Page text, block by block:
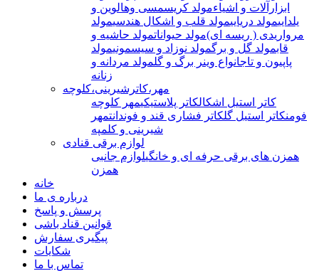
ابزارآلات و اشیاءمولد کریسمسی وهالوین و
یلداییمولد دریاییمولد قلب و اشکال هندسیمولد
مرواریدی ( ریسه ای)مولد حیواناتمولد حاشیه و
قابمولد گل و برگمولد نوزاد و سیسمونیمولد
پاپیون و تاجانواع وینر برگ و گلمولد مردانه و
زنانه
مهر،کاترشیرینی،کلوچه
کاتر استیل اشکالکاتر پلاستیکیمهر کلوچه
فومنکاتر استیل گلکاتر فشاری قند و فوندانتمهر
شیرینی و کلمپه
لوازم برقی قنادی
همزن های برقی حرفه ای و خانگیلوازم جانبی
همزن
خانه
درباره ی ما
پرسش و پاسخ
قوانین قناد باشی
پیگیری سفارش
شکایات
تماس با ما